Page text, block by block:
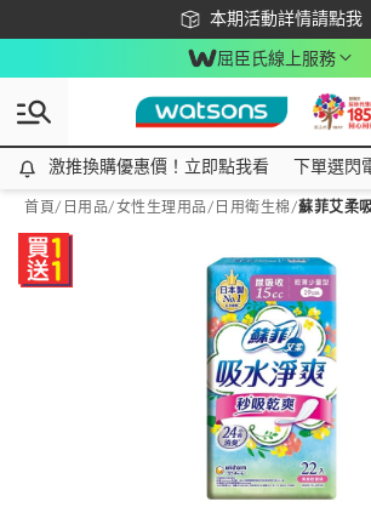
本期活動詳情請點我
下載app最高回饋$350
屈臣氏線上服務
激推換購優惠價！立即點我看
激推換購優惠價！立即點我看 下單選閃
首頁/ 日用品/女性生理用品/ 日用衛生棉/蘇菲艾柔